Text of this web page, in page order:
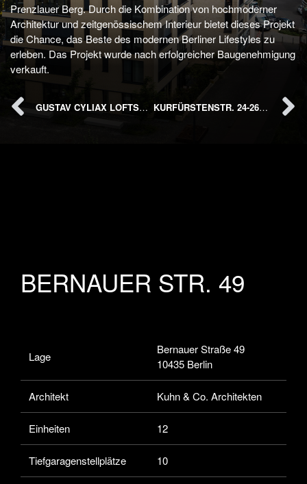
Prenzlauer Berg. Durch die Kombination von hochmoderner
Architektur und zeitgenössischem Interieur bietet dieses Projekt
die Chance, das Beste des modernen Berliner Lifestyles zu
erleben. Das Projekt wurde nach erfolgreicher Baugenehmigung
verkauft.
Zurück GUSTAV CYLIAX LOFTS
｜ BERLIN-PRENZLAUER BERG KURFÜRSTENSTR. 24-26
｜ POTSDAM
BERNAUER STR. 49
Lage
Bernauer Straße 49
10435 Berlin
Architekt Kuhn & Co. Architekten
Einheiten 12
Tiefgaragenstellplätze 10